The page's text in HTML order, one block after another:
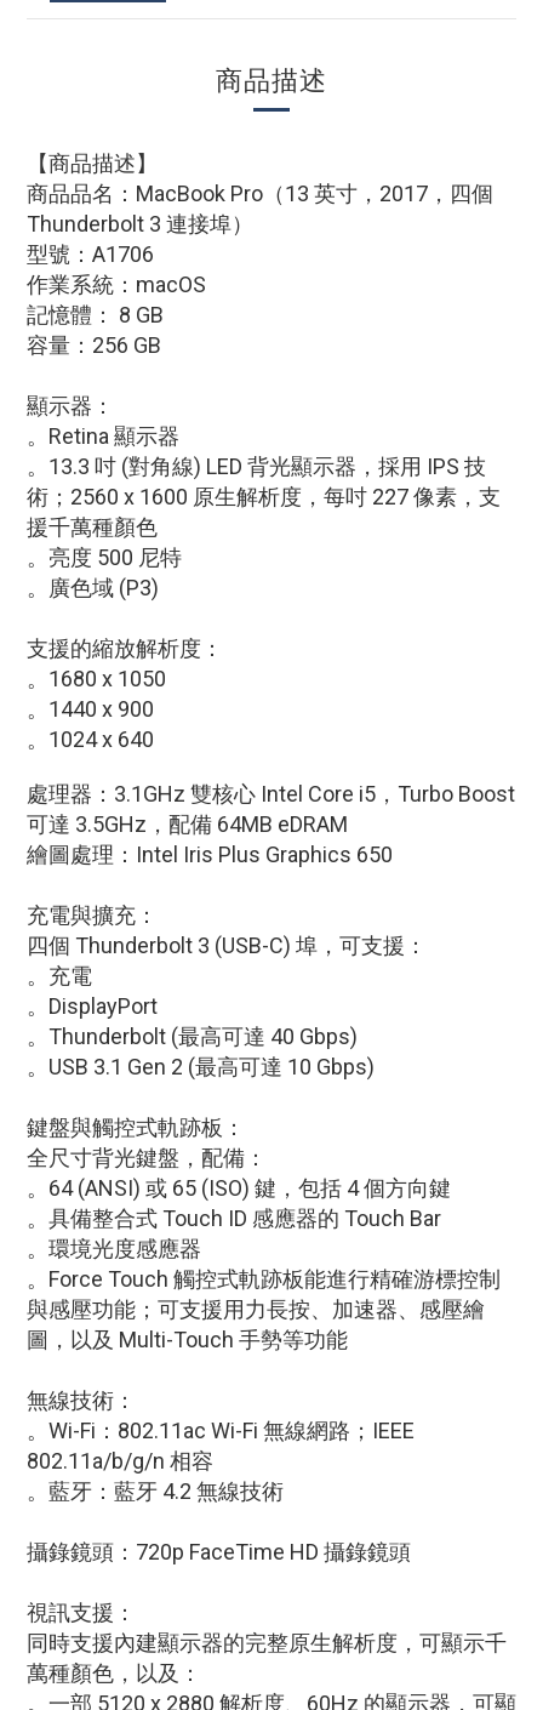
商品描述
【商品描述】
商品品名：MacBook Pro（13 英寸，2017，四個
Thunderbolt 3 連接埠）
型號：A1706
作業系統：macOS
記憶體： 8 GB
容量：256 GB
顯示器：
。Retina 顯示器
。13.3 吋 (對角線) LED 背光顯示器，採用 IPS 技
術；2560 x 1600 原生解析度，每吋 227 像素，支
援千萬種顏色
。亮度 500 尼特
。廣色域 (P3)
支援的縮放解析度：
。1680 x 1050
。1440 x 900
。1024 x 640
處理器：3.1GHz 雙核心 Intel Core i5，Turbo Boost
可達 3.5GHz，配備 64MB eDRAM
繪圖處理：Intel Iris Plus Graphics 650
充電與擴充：
四個 Thunderbolt 3 (USB-C) 埠，可支援：
。充電
。DisplayPort
。Thunderbolt (最高可達 40 Gbps)
。USB 3.1 Gen 2 (最高可達 10 Gbps)
鍵盤與觸控式軌跡板：
全尺寸背光鍵盤，配備：
。64 (ANSI) 或 65 (ISO) 鍵，包括 4 個方向鍵
。具備整合式 Touch ID 感應器的 Touch Bar
。環境光度感應器
。Force Touch 觸控式軌跡板能進行精確游標控制
與感壓功能；可支援用力長按、加速器、感壓繪
圖，以及 Multi-Touch 手勢等功能
無線技術：
。Wi-Fi：802.11ac Wi-Fi 無線網路；IEEE
802.11a/b/g/n 相容
。藍牙：藍牙 4.2 無線技術
攝錄鏡頭：720p FaceTime HD 攝錄鏡頭
視訊支援：
同時支援內建顯示器的完整原生解析度，可顯示千
萬種顏色，以及：
。一部 5120 x 2880 解析度、60Hz 的顯示器，可顯